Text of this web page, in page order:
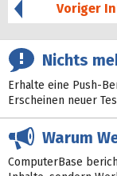
Voriger
Nichts
Erhalte eine Push-
Erscheinen neuer
Warum
ComputerBase